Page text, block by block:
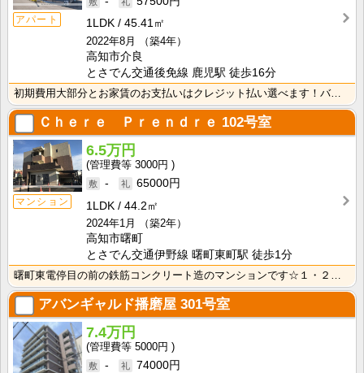
アパート
1LDK
45.41㎡
2022年8月
（築4年）
高知市介良
とさでん交通後免線 鹿児駅 徒歩16分
初期費用大部分とお家賃のお支払いはクレジット払い選べます！バス・トイレ別なので、ゆったり湯船に浸かれ･･･
Ｃｈｅｒｅ Ｐｒｅｎｄｒｅ 102号室
マンション
6.5万円
3000円
-
65000円
1LDK
44.2㎡
2024年1月
（築2年）
高知市曙町
とさでん交通伊野線 曙町東町駅 徒歩1分
曙町東電停目の前の鉄筋コンクリート造のマンションです☆１・２・３号室と間取がそれぞれ違っていますが、･･･
アバンギャルド播磨屋 301号室
7.4万円
5000円
-
74000円